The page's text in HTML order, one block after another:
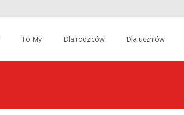
To My Dla rodziców Dla uczniów